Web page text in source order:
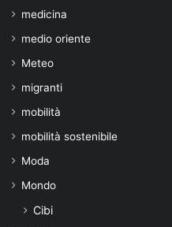
medicina
medio oriente
Meteo
migranti
mobilità
mobilità sostenibile
Moda
Mondo
Cibi